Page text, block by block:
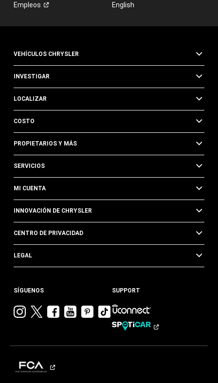
Empleos English
VEHÍCULOS CHRYSLER
INVESTIGAR
LOCALIZAR
COSTO
PROPIETARIOS Y MÁS
SERVICIOS
MI CUENTA
INNOVACIÓN DE CHRYSLER
CENTRO DE PRIVACIDAD
LEGAL
SÍGUENOS
VisitarVisitarVisitar
Chrysler en
Visitar
Chrysler en
Visitar
Chrysler en
Pinterest
Visita
Chrysler
Tik
SUPPORT